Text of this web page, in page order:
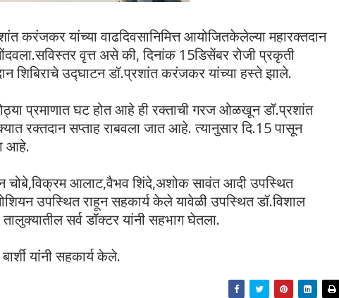
करंजकर यांच्या वाढदिवसानिमित्त आयोजितकेलेल्या महारक्तदान
वृत्त असे की, दिनांक 15डिसेंबर रोजी प्रकृती
शिबिराचे उद्घाटन डॉ.प्रशांत करंजकर यांच्या हस्ते झाले.
प्रमाणात घट होत आहे ही रक्ताची गरज ओळखून डॉ.प्रशांत
रक्तदान सप्ताह राबवला जात आहे. त्यानुसार दि.15 पासून
आहे.
चोबे,विक्रम आलाट,वैभव शिंदे,अशोक सावंत आदी उपस्थित
उपस्थित राहून सहकार्य केले यावेळी उपस्थित डॉ.विशाल
सर्व डॉक्टर यांनी सहभाग घेतला.
यांनी सहकार्य केले.